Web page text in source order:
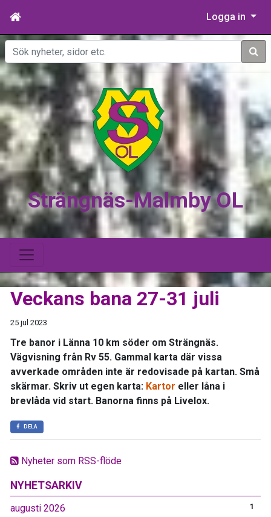
Logga in
Sök
Strängnäs-Malmby OL
Nyheter som RSS-flöde
NYHETSARKIV
augusti 2026 1
Veckans bana 27-31 juli
25 jul 2023
Tre banor i Länna 10 km söder om Strängnäs.
Vägvisning från Rv 55. Gammal karta där vissa
avverkade områden inte är redovisade på kartan. Små
skärmar. Skriv ut egen karta: Kartor eller låna i
brevlåda vid start. Banorna finns på Livelox.
DELA